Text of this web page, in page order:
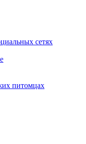
сетях
питомцах